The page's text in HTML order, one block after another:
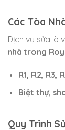
Các Tòa
Dịch vụ sửa lò
nhà trong
R1, R2, R3,
Biệt thự,
Quy Trình